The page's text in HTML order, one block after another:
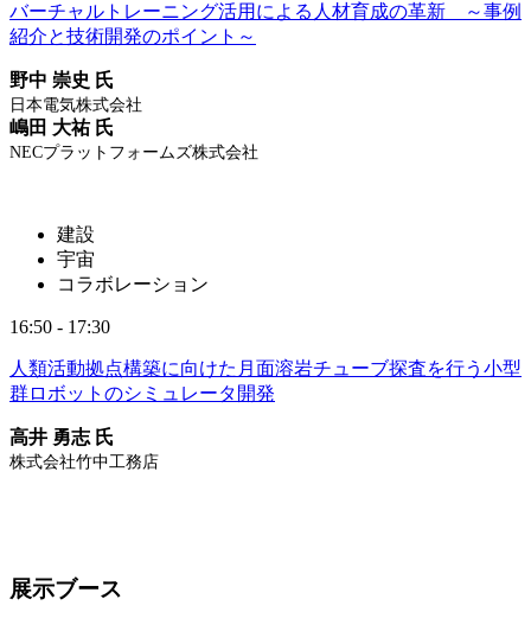
バーチャルトレーニング活用による人材育成の革新 ～事例
紹介と技術開発のポイント～
野中 崇史 氏
日本電気株式会社
嶋田 大祐 氏
NECプラットフォームズ株式会社
建設
宇宙
コラボレーション
16:50 - 17:30
人類活動拠点構築に向けた月面溶岩チューブ探査を行う小型
群ロボットのシミュレータ開発
高井 勇志 氏
株式会社竹中工務店
展示ブース